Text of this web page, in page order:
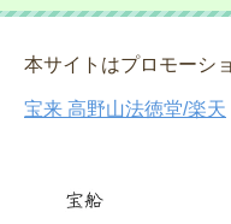
本サイトはプロモーシ
宝来 高野山法徳堂/楽天